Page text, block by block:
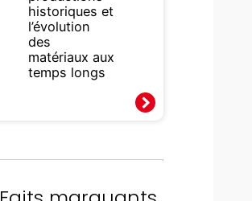
historiques et
l’évolution
des
matériaux aux
temps longs